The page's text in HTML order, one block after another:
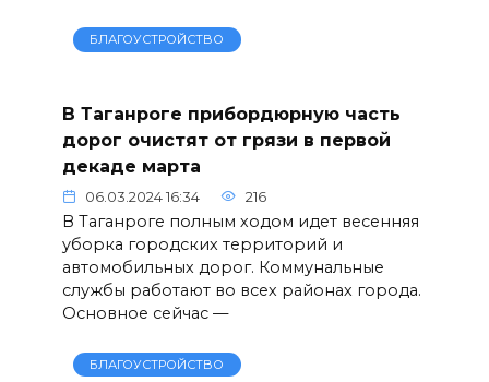
БЛАГОУСТРОЙСТВО
В Таганроге прибордюрную часть
дорог очистят от грязи в первой
декаде марта
06.03.2024 16:34 216
В Таганроге полным ходом идет весенняя
уборка городских территорий и
автомобильных дорог. Коммунальные
службы работают во всех районах города.
Основное сейчас —
БЛАГОУСТРОЙСТВО